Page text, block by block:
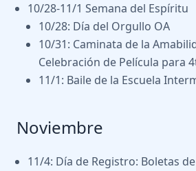
10/28-11/1 Semana del Espíritu
10/28: Día del Orgullo OA
10/31: Caminata de la
Celebración de Película para
11/1: Baile de la Escuela
Noviembre
11/4: Día de Registro: Boletas